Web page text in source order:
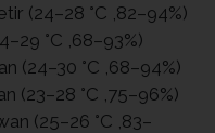
(24–28 °C ,82–94%)
°C ,68–93%)
(24–30 °C ,68–94%)
(23–28 °C ,75–96%)
(25–26 °C ,83–